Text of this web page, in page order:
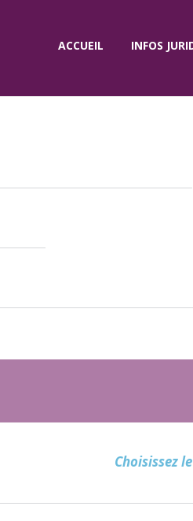
ACCUEIL INFOS
Choisissez